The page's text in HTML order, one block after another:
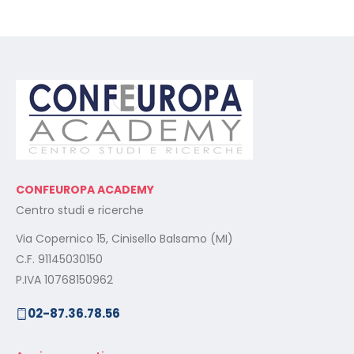
CONFEUROPA ACADEMY
Centro studi e ricerche
Via Copernico 15, Cinisello Balsamo (MI)
C.F. 91145030150
P.IVA 10768150962
02-87.36.78.56